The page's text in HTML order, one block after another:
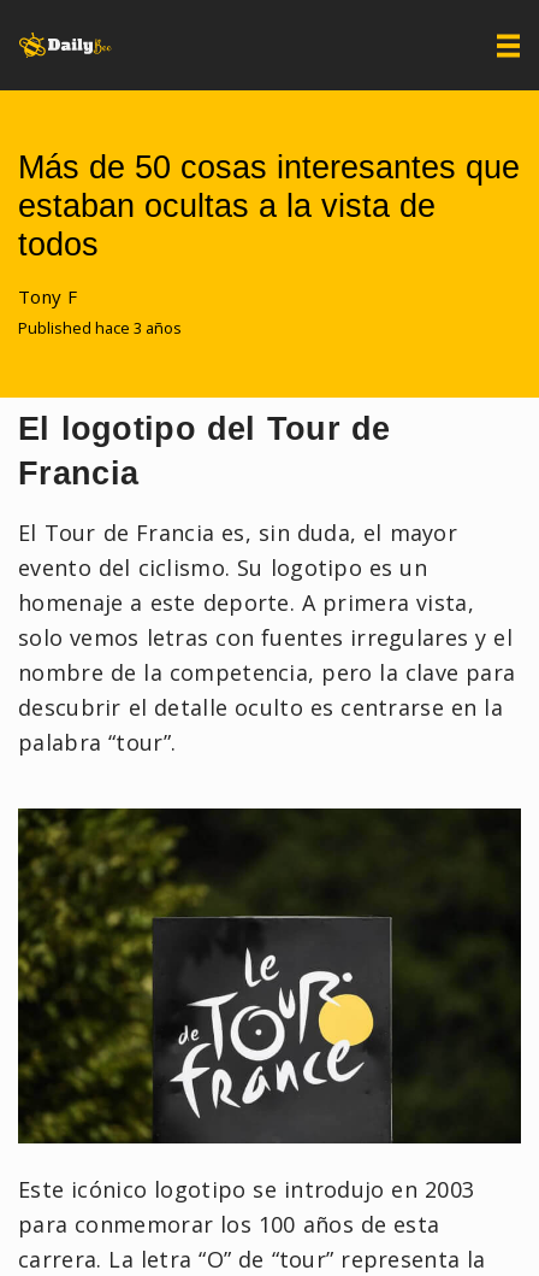
Más de 50 cosas interesantes que
estaban ocultas a la vista de
todos
Tony F
Published hace 3 años
El logotipo del Tour de
Francia
El Tour de Francia es, sin duda, el mayor
evento del ciclismo. Su logotipo es un
homenaje a este deporte. A primera vista,
solo vemos letras con fuentes irregulares y el
nombre de la competencia, pero la clave para
descubrir el detalle oculto es centrarse en la
palabra “tour”.
Este icónico logotipo se introdujo en 2003
para conmemorar los 100 años de esta
carrera. La letra “O” de “tour” representa la